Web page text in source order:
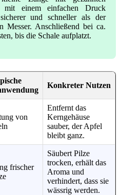
einem einfachen Druck
und schneller als der
Messer. Anschließend bei ca.
bis die Schale aufplatzt.
Konkreter Nutzen
von
Entfernt das
Kerngehäuse
sauber, der Apfel
bleibt ganz.
frischer
Säubert Pilze
trocken, erhält das
Aroma und
verhindert, dass sie
wässrig werden.